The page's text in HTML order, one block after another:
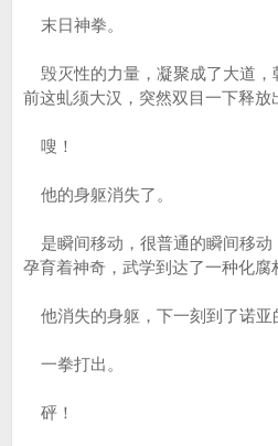
末日神拳。
毁灭性的力量，凝聚成了大道，
前这虬须大汉，突然双目一下释放
嗖！
他的身躯消失了。
是瞬间移动，很普通的瞬间移动
孕育着神奇，武学到达了一种化腐
他消失的身躯，下一刻到了诺亚
一拳打出。
砰！